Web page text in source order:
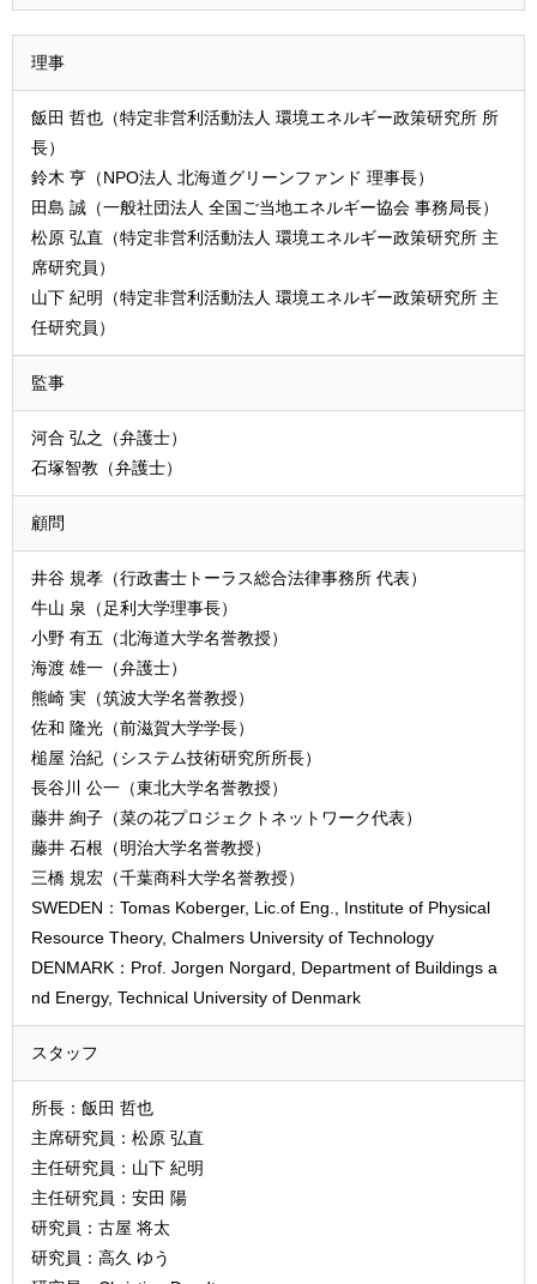
理事
飯田 哲也（特定非営利活動法人 環境エネルギー政策研究所 所
長）
鈴木 亨（NPO法人 北海道グリーンファンド 理事長）
田島 誠（一般社団法人 全国ご当地エネルギー協会 事務局長）
松原 弘直（特定非営利活動法人 環境エネルギー政策研究所 主
席研究員）
山下 紀明（特定非営利活動法人 環境エネルギー政策研究所 主
任研究員）
監事
河合 弘之（弁護士）
石塚智教（弁護士）
顧問
井谷 規孝（行政書士トーラス総合法律事務所 代表）
牛山 泉（足利大学理事長）
小野 有五（北海道大学名誉教授）
海渡 雄一（弁護士）
熊崎 実（筑波大学名誉教授）
佐和 隆光（前滋賀大学学長）
槌屋 治紀（システム技術研究所所長）
長谷川 公一（東北大学名誉教授）
藤井 絢子（菜の花プロジェクトネットワーク代表）
藤井 石根（明治大学名誉教授）
三橋 規宏（千葉商科大学名誉教授）
SWEDEN：Tomas Koberger, Lic.of Eng., Institute of Physical
Resource Theory, Chalmers University of Technology
DENMARK：Prof. Jorgen Norgard, Department of Buildings a
nd Energy, Technical University of Denmark
スタッフ
所長：飯田 哲也
主席研究員：松原 弘直
主任研究員：山下 紀明
主任研究員：安田 陽
研究員：古屋 将太
研究員：高久 ゆう